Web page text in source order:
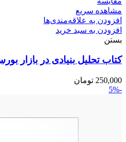
مشاهده سریع
افزودن به علاقه‌مندی‌ها
افزودن به سبد خرید
بستن
کتاب تحلیل بنیادی در بازار
250,000 تومان
-5%